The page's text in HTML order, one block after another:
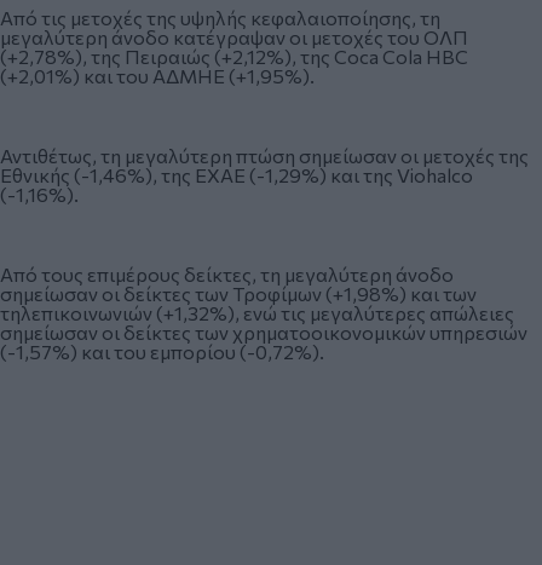
Από τις μετοχές της υψηλής κεφαλαιοποίησης, τη
μεγαλύτερη άνοδο κατέγραψαν οι μετοχές του ΟΛΠ
(+2,78%), της Πειραιώς (+2,12%), της Coca Cola HBC
(+2,01%) και του ΑΔΜΗΕ (+1,95%).
Αντιθέτως, τη μεγαλύτερη πτώση σημείωσαν οι μετοχές της
Εθνικής (-1,46%), της ΕΧΑΕ (-1,29%) και της Viohalco
(-1,16%).
Από τους επιμέρους δείκτες, τη μεγαλύτερη άνοδο
σημείωσαν οι δείκτες των Τροφίμων (+1,98%) και των
τηλεπικοινωνιών (+1,32%), ενώ τις μεγαλύτερες απώλειες
σημείωσαν οι δείκτες των χρηματοοικονομικών υπηρεσιών
(-1,57%) και του εμπορίου (-0,72%).